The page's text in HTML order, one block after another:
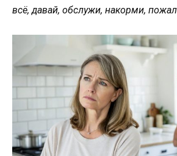
всё, давай, обслужи, накорми,